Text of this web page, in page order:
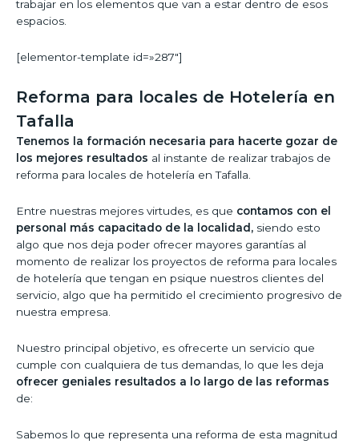
trabajar en los elementos que van a estar dentro de esos
espacios.
[elementor-template id=»287″]
Reforma para locales de Hotelería en
Tafalla
Tenemos la formación necesaria para hacerte gozar de
los mejores resultados al instante de realizar trabajos de
reforma para locales de hotelería en Tafalla.
Entre nuestras mejores virtudes, es que contamos con el
personal más capacitado de la localidad, siendo esto
algo que nos deja poder ofrecer mayores garantías al
momento de realizar los proyectos de reforma para locales
de hotelería que tengan en psique nuestros clientes del
servicio, algo que ha permitido el crecimiento progresivo de
nuestra empresa.
Nuestro principal objetivo, es ofrecerte un servicio que
cumple con cualquiera de tus demandas, lo que les deja
ofrecer geniales resultados a lo largo de las reformas
de:
Sabemos lo que representa una reforma de esta magnitud